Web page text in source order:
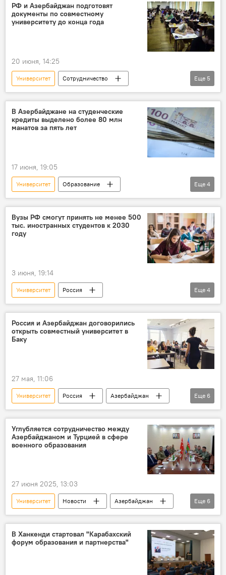
РФ и Азербайджан подготовят
документы по совместному
университету до конца года
20 июня, 14:25
Университет
Сотрудничество
Совет федерации РФ
Образование
Россия
Еще 5
В Азербайджане на студенческие
кредиты выделено более 80 млн
манатов за пять лет
17 июня, 19:05
Университет
Образование
образовательный студенческий кредит
Студенты
Магистратура
Еще 4
Вузы РФ смогут принять не менее 500
тыс. иностранных студентов к 2030
году
3 июня, 19:14
Университет
Россия
Министерство образования и науки РФ
заместитель министра науки и высшего образования России Ольга Петрова
иностранные студенты
вузы
Еще 4
Россия и Азербайджан договорились
открыть совместный университет в
Баку
27 мая, 11:06
Университет Россия
Азербайджан
Школы
Баку
Москва
Михаил Галузин
МИД России
Посольство
Еще 6
Углубляется сотрудничество между
Азербайджаном и Турцией в сфере
военного образования
27 июня 2025, 13:03
Университет Новости
Азербайджан
Минобороны Азербайджана
Турция
Министерство обороны Турции
делегация
Визит
военное образование
Еще 6
В Ханкенди стартовал "Карабахский
форум образования и партнерства"